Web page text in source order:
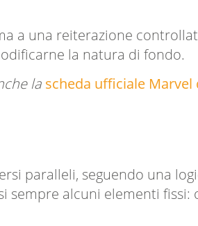
a una reiterazione
la natura di fondo.
la scheda ufficiale
paralleli, seguendo una
alcuni elementi fissi: